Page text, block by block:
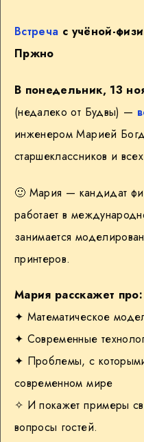
Встреча с учёной-
Пржно
В понедельник, 13
(недалеко от Будвы) —
инженером Марией
старшеклассников и
🙂 Мария — кандидат
работает в
занимается
принтеров.
Мария расскажет про:
✦ Математическое
✦ Современные
✦ Проблемы, с
современном мире
✧ И покажет примеры
вопросы гостей.